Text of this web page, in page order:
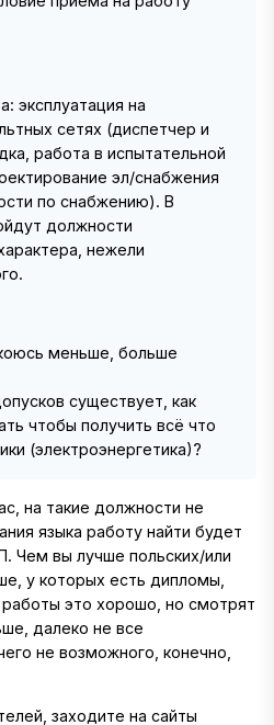
эксплуатация на
сетях (диспетчер и
работа в испытательной
эл/снабжения
по снабжению). В
должности
нежели
меньше, больше
существует, как
чтобы получить всё что
(электроэнергетика)?
на такие должности не
языка работу найти будет
Чем вы лучше польских/или
у которых есть дипломы,
это хорошо, но смотрят
далеко не все
не возможного, конечно,
заходите на сайты